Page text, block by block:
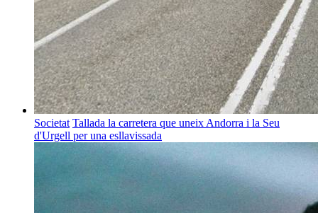
Societat Tallada la carretera que uneix Andorra i la Seu
d'Urgell per una esllavissada